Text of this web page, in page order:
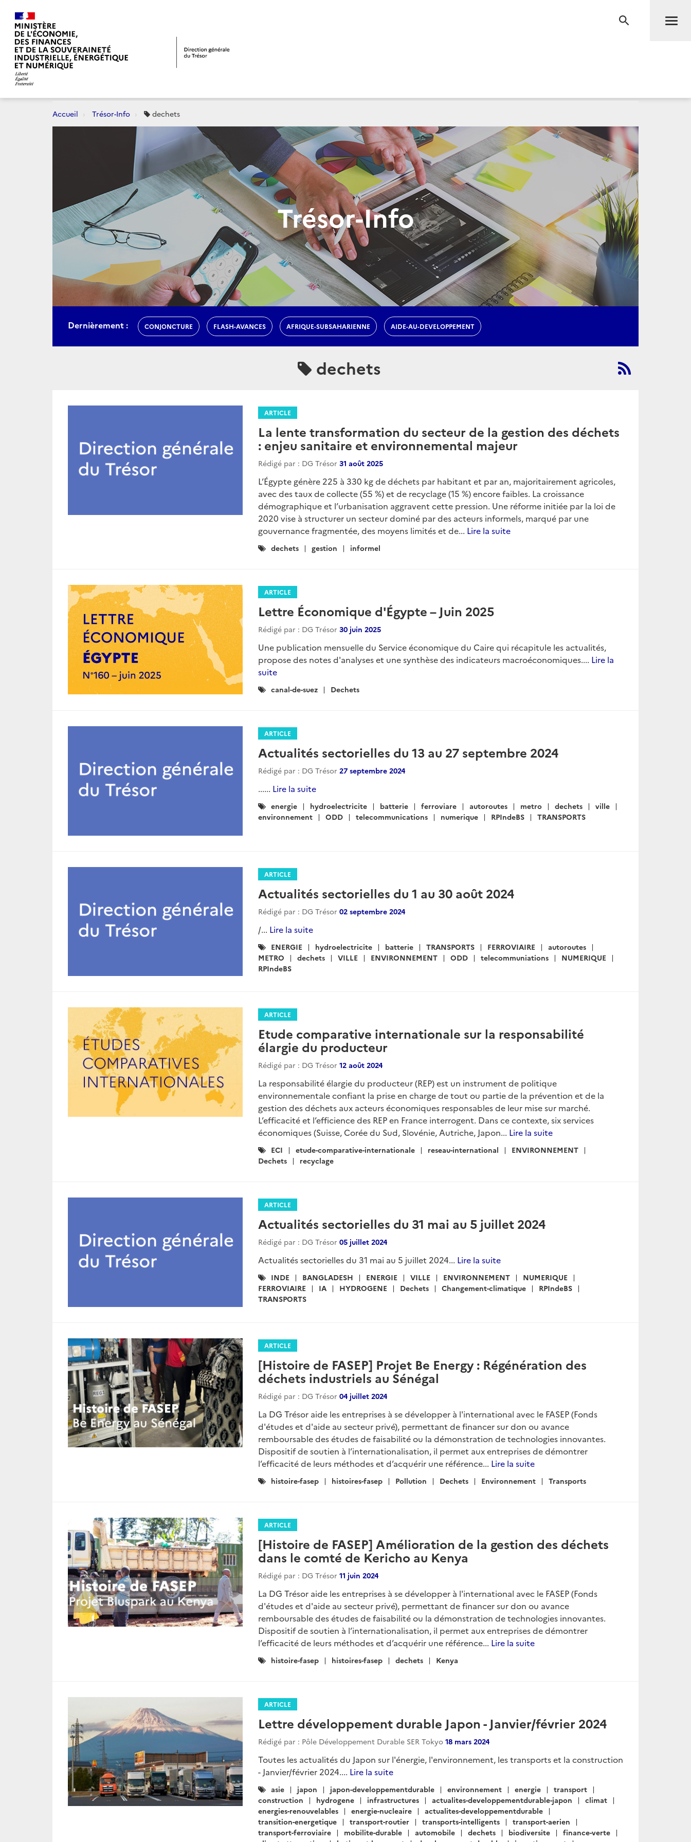
RECHERCHE
Accueil Trésor-Info dechets
Trésor-Info
Dernièrement : CONJONCTURE FLASH-AVANCES AFRIQUE-SUBSAHARIENNE AIDE-AU-DEVELOPPEMENT
dechets
ARTICLE
La lente transformation du secteur de la gestion des déchets
: enjeu sanitaire et environnemental majeur
Rédigé par : DG Trésor 31 août 2025
L’Égypte génère 225 à 330 kg de déchets par habitant et par an, majoritairement agricoles,
avec des taux de collecte (55 %) et de recyclage (15 %) encore faibles. La croissance
démographique et l’urbanisation aggravent cette pression. Une réforme initiée par la loi de
2020 vise à structurer un secteur dominé par des acteurs informels, marqué par une
gouvernance fragmentée, des moyens limités et de... Lire la suite
Catégories
dechets gestion informel
ARTICLE
Lettre Économique d'Égypte – Juin 2025
Rédigé par : DG Trésor 30 juin 2025
Une publication mensuelle du Service économique du Caire qui récapitule les actualités,
propose des notes d'analyses et une synthèse des indicateurs macroéconomiques.... Lire la
suite
Catégories
canal-de-suez Dechets
ARTICLE
Actualités sectorielles du 13 au 27 septembre 2024
Rédigé par : DG Trésor 27 septembre 2024
...... Lire la suite
Catégories
:
energie hydroelectricite batterie ferroviare autoroutes metro dechets
ville
environnement
ODD telecommunications numerique RPIndeBS TRANSPORTS
ARTICLE
Actualités sectorielles du 1 au 30 août 2024
Rédigé par : DG Trésor 02 septembre 2024
/... Lire la suite
Catégories
:
ENERGIE hydroelectricite batterie TRANSPORTS FERROVIAIRE
autoroutes
METRO
dechets VILLE ENVIRONNEMENT ODD telecommuniations
NUMERIQUE
RPIndeBS
ARTICLE
Etude comparative internationale sur la responsabilité
élargie du producteur
Rédigé par : DG Trésor 12 août 2024
La responsabilité élargie du producteur (REP) est un instrument de politique
environnementale confiant la prise en charge de tout ou partie de la prévention et de la
gestion des déchets aux acteurs économiques responsables de leur mise sur marché.
L’efficacité et l’efficience des REP en France interrogent. Dans ce contexte, six services
économiques (Suisse, Corée du Sud, Slovénie, Autriche, Japon... Lire la suite
Catégories
:
ECI etude-comparative-internationale reseau-international
ENVIRONNEMENT
Dechets
recyclage
ARTICLE
Actualités sectorielles du 31 mai au 5 juillet 2024
Rédigé par : DG Trésor 05 juillet 2024
Actualités sectorielles du 31 mai au 5 juillet 2024... Lire la suite
Catégories
:
INDE BANGLADESH ENERGIE VILLE ENVIRONNEMENT
NUMERIQUE
FERROVIAIRE
IA HYDROGENE Dechets Changement-climatique
RPIndeBS
TRANSPORTS
ARTICLE
[Histoire de FASEP] Projet Be Energy : Régénération des
déchets industriels au Sénégal
Rédigé par : DG Trésor 04 juillet 2024
La DG Trésor aide les entreprises à se développer à l'international avec le FASEP (Fonds
d'études et d'aide au secteur privé), permettant de financer sur don ou avance
remboursable des études de faisabilité ou la démonstration de technologies innovantes.
Dispositif de soutien à l’internationalisation, il permet aux entreprises de démontrer
l’efficacité de leurs méthodes et d’acquérir une référence... Lire la suite
Catégories
histoire-fasep histoires-fasep Pollution Dechets Environnement Transports
ARTICLE
[Histoire de FASEP] Amélioration de la gestion des déchets
dans le comté de Kericho au Kenya
Rédigé par : DG Trésor 11 juin 2024
La DG Trésor aide les entreprises à se développer à l'international avec le FASEP (Fonds
d'études et d'aide au secteur privé), permettant de financer sur don ou avance
remboursable des études de faisabilité ou la démonstration de technologies innovantes.
Dispositif de soutien à l’internationalisation, il permet aux entreprises de démontrer
l’efficacité de leurs méthodes et d’acquérir une référence... Lire la suite
Catégories
histoire-fasep histoires-fasep dechets Kenya
ARTICLE
Lettre développement durable Japon - Janvier/février 2024
Rédigé par : Pôle Développement Durable SER Tokyo 18 mars 2024
Toutes les actualités du Japon sur l'énergie, l'environnement, les transports et la construction
- Janvier/février 2024.... Lire la suite
Catégories
:
asie japon japon-developpementdurable environnement energie
transport
construction
hydrogene infrastructures actualites-developpementdurable-japon
climat
energies-renouvelables
energie-nucleaire
actualites-developpementdurable
transition-energetique
transport-routier transports-intelligents
transport-aerien
transport-ferroviaire
mobilite-durable automobile dechets biodiversite
finance-verte